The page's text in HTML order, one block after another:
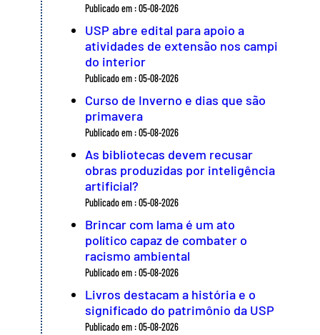
Publicado em : 05-08-2026
USP abre edital para apoio a
atividades de extensão nos campi
do interior
Publicado em : 05-08-2026
Curso de Inverno e dias que são
primavera
Publicado em : 05-08-2026
As bibliotecas devem recusar
obras produzidas por inteligência
artificial?
Publicado em : 05-08-2026
Brincar com lama é um ato
político capaz de combater o
racismo ambiental
Publicado em : 05-08-2026
Livros destacam a história e o
significado do patrimônio da USP
Publicado em : 05-08-2026